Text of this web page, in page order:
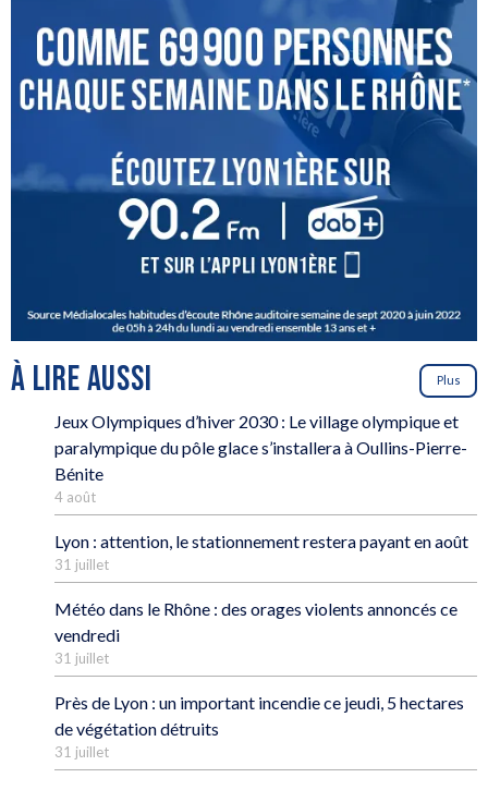
À LIRE AUSSI Plus
Jeux Olympiques d’hiver 2030 : Le village olympique et
paralympique du pôle glace s’installera à Oullins-Pierre-
Bénite
4 août
Lyon : attention, le stationnement restera payant en août
31 juillet
Météo dans le Rhône : des orages violents annoncés ce
vendredi
31 juillet
Près de Lyon : un important incendie ce jeudi, 5 hectares
de végétation détruits
31 juillet